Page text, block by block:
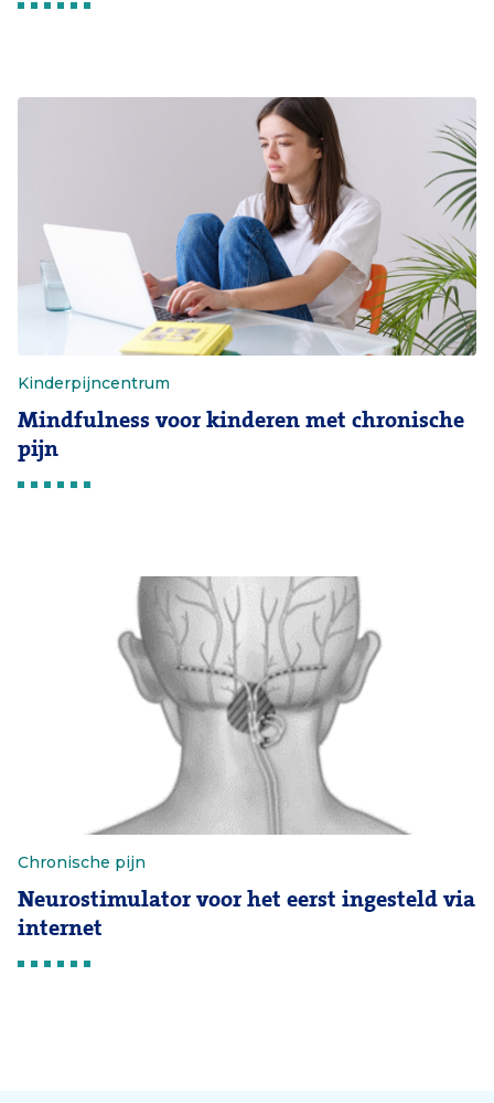
Kinderpijncentrum
Mindfulness voor kinderen met chronische
pijn
Chronische pijn
Neurostimulator voor het eerst ingesteld via
internet